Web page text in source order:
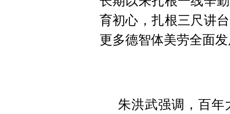
育初心，扎根三尺讲
更多德智体美劳全面
朱洪武强调，百